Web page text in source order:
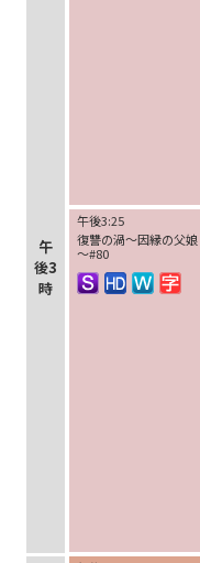
午
後3
時
午後3:25
復讐の渦～因縁の父娘
～#80